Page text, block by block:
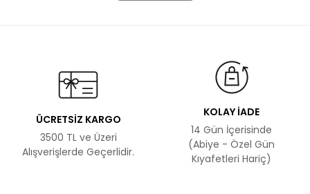
ÜCRETSİZ KARGO
3500 TL ve Üzeri
Alışverişlerde Geçerlidir.
KOLAY İADE
14 Gün İçerisinde
(Abiye - Özel Gün
Kıyafetleri Hariç)